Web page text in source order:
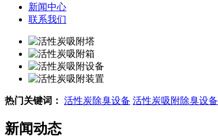
新闻中心
联系我们
热门关键词： 活性炭除臭设备 活性炭吸附除臭设备
新闻动态